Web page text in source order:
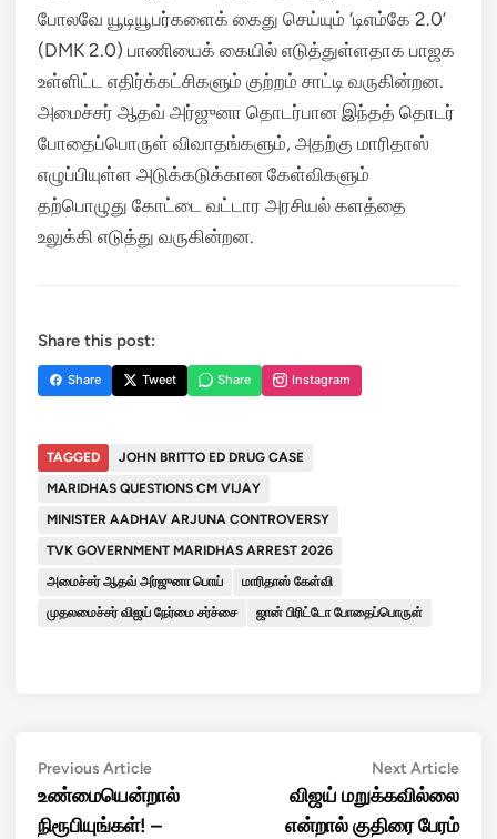
போலவே யூடியூபர்களைக் கைது செய்யும் ‘டிஎம்கே 2.0’
(DMK 2.0) பாணியைக் கையில் எடுத்துள்ளதாக பாஜக
உள்ளிட்ட எதிர்க்கட்சிகளும் குற்றம் சாட்டி வருகின்றன.
அமைச்சர் ஆதவ் அர்ஜுனா தொடர்பான இந்தத் தொடர்
போதைப்பொருள் விவாதங்களும், அதற்கு மாரிதாஸ்
எழுப்பியுள்ள அடுக்கடுக்கான கேள்விகளும்
தற்பொழுது கோட்டை வட்டார அரசியல் களத்தை
உலுக்கி எடுத்து வருகின்றன.
Share this post:
Share Tweet Share Instagram
TAGGED
JOHN BRITTO ED DRUG CASE
MARIDHAS QUESTIONS CM VIJAY
MINISTER AADHAV ARJUNA CONTROVERSY
TVK GOVERNMENT MARIDHAS ARREST 2026
அமைச்சர் ஆதவ் அர்ஜுனா பொய்
மாரிதாஸ் கேள்வி
முதலமைச்சர் விஜய் நேர்மை சர்ச்சை
ஜான் பிரிட்டோ போதைப்பொருள்
Post
navigation
Previous ArticlePrevious
article:
உண்மையென்றால்
நிரூபியுங்கள்! –
Next ArticleNext
விஜய் மறுக்கவில்லை
என்றால் குதிரை பேரம்